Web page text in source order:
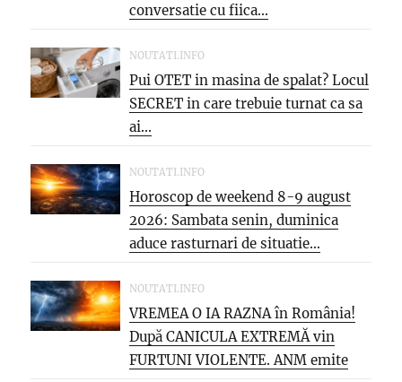
conversatie cu fiica...
NOUTATI.INFO
Pui OTET in masina de spalat? Locul
SECRET in care trebuie turnat ca sa
ai...
NOUTATI.INFO
Horoscop de weekend 8-9 august
2026: Sambata senin, duminica
aduce rasturnari de situatie…
NOUTATI.INFO
VREMEA O IA RAZNA în România!
După CANICULA EXTREMĂ vin
FURTUNI VIOLENTE. ANM emite